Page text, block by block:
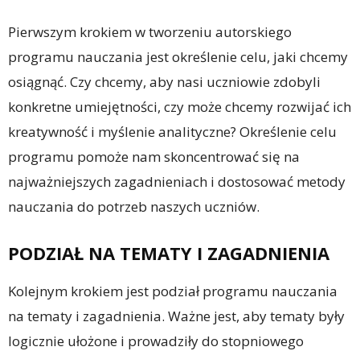
Pierwszym krokiem w tworzeniu autorskiego
programu nauczania jest określenie celu, jaki chcemy
osiągnąć. Czy chcemy, aby nasi uczniowie zdobyli
konkretne umiejętności, czy może chcemy rozwijać ich
kreatywność i myślenie analityczne? Określenie celu
programu pomoże nam skoncentrować się na
najważniejszych zagadnieniach i dostosować metody
nauczania do potrzeb naszych uczniów.
PODZIAŁ NA TEMATY I ZAGADNIENIA
Kolejnym krokiem jest podział programu nauczania
na tematy i zagadnienia. Ważne jest, aby tematy były
logicznie ułożone i prowadziły do stopniowego